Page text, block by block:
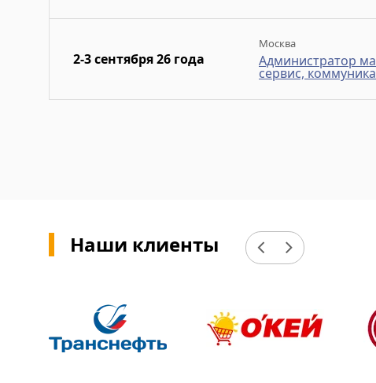
2-3 сентября 26 года
Москва
Администратор
сервис,
Наши клиенты